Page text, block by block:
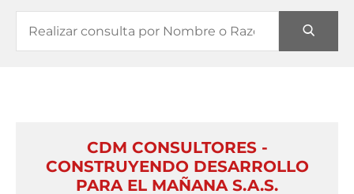
CDM CONSULTORES -
CONSTRUYENDO DESARROLLO
PARA EL MAÑANA S.A.S.